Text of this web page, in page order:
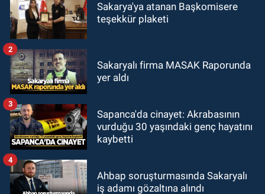
Sakarya'ya atanan Başkomisere
teşekkür plaketi
Sakaryalı firma MASAK Raporunda
yer aldı
2
Sapanca'da cinayet: Akrabasının
vurduğu 30 yaşındaki genç hayatını
kaybetti
3
Ahbap soruşturmasında Sakaryalı
iş adamı gözaltına alındı
4